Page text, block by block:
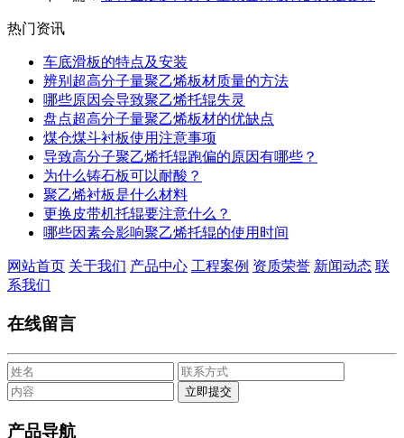
热门资讯
车底滑板的特点及安装
辨别超高分子量聚乙烯板材质量的方法
哪些原因会导致聚乙烯托辊失灵
盘点超高分子量聚乙烯板材的优缺点
煤仓煤斗衬板使用注意事项
导致高分子聚乙烯托辊跑偏的原因有哪些？
为什么铸石板可以耐酸？
聚乙烯衬板是什么材料
更换皮带机托辊要注意什么？
哪些因素会影响聚乙烯托辊的使用时间
网站首页 关于我们 产品中心 工程案例 资质荣誉 新闻动态 联
系我们
在线留言
产品导航